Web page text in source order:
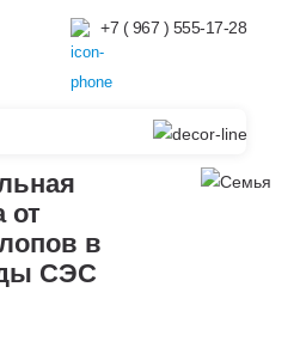
+7 ( 967 ) 555-17-28
от
в
СЭС